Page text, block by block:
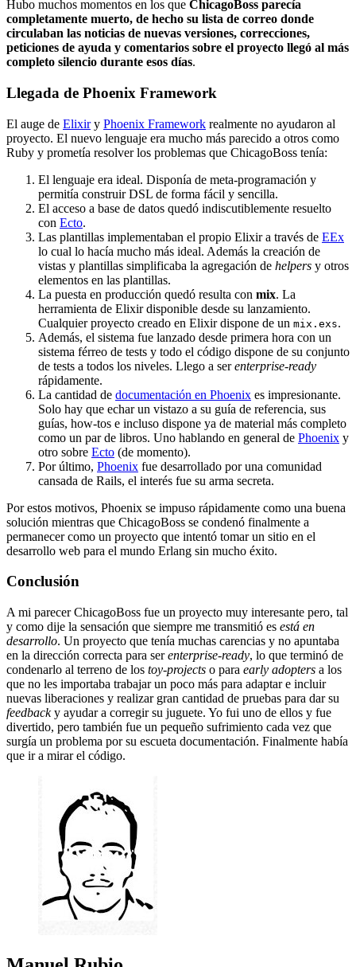
Hubo muchos momentos en los que ChicagoBoss parecía
completamente muerto, de hecho su lista de correo donde
circulaban las noticias de nuevas versiones, correcciones,
peticiones de ayuda y comentarios sobre el proyecto llegó al más
completo silencio durante esos días.
Llegada de Phoenix Framework
El auge de Elixiry Phoenix Framework realmente no ayudaron al
proyecto. El nuevo lenguaje era mucho más parecido a otros como
Ruby y prometía resolver los problemas que ChicagoBoss tenía:
El lenguaje era ideal. Disponía de meta-programación y
permitía construir DSL de forma fácil y sencilla.
El acceso a base de datos quedó indiscutiblemente resuelto
con Ecto.
Las plantillas implementaban el propio Elixir a través de EEx
lo cual lo hacía mucho más ideal. Además la creación de
vistas y plantillas simplificaba la agregación de helpers y otros
elementos en las plantillas.
La puesta en producción quedó resulta con mix. La
herramienta de Elixir disponible desde su lanzamiento.
Cualquier proyecto creado en Elixir dispone de un mix.exs.
Además, el sistema fue lanzado desde primera hora con un
sistema férreo de tests y todo el código dispone de su conjunto
de tests a todos los niveles. Llego a serenterprise-ready
rápidamente.
La cantidad de documentación en Phoenix es impresionante.
Solo hay que echar un vistazo a su guía de referencia, sus
guías, how-tos e incluso dispone ya de material más completo
como un par de libros. Uno hablando en general de Phoenix y
otro sobre Ecto (de momento).
Por último, Phoenix fue desarrollado por una comunidad
cansada de Rails, el interés fue su arma secreta.
Por estos motivos, Phoenix se impuso rápidamente como una buena
solución mientras que ChicagoBoss se condenó finalmente a
permanecer como un proyecto que intentó tomar un sitio en el
desarrollo web para el mundo Erlang sin mucho éxito.
Conclusión
A mi parecer ChicagoBoss fue un proyecto muy interesante pero, tal
y como dije la sensación que siempre me transmitió es está en
desarrollo. Un proyecto que tenía muchas carencias y no apuntaba
en la dirección correcta para serenterprise-ready, lo que terminó de
condenarlo al terreno de los toy-projects o para early adopters a los
que no les importaba trabajar un poco más para adaptar e incluir
nuevas liberaciones y realizar gran cantidad de pruebas para dar su
feedbacky ayudar a corregir su juguete. Yo fui uno de ellos y fue
divertido, pero también fue un pequeño sufrimiento cada vez que
surgía un problema por su escueta documentación. Finalmente había
que ir a mirar el código.